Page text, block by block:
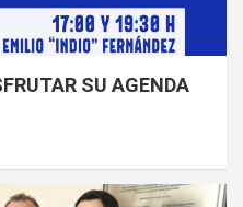
SU AGENDA